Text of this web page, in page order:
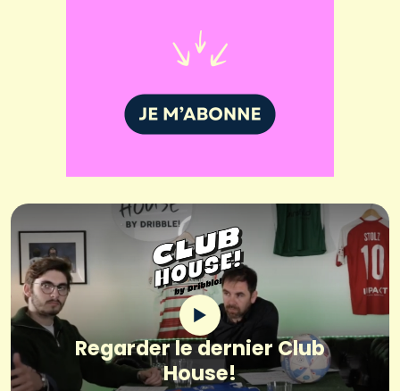
Regarder le dernier Club
House!